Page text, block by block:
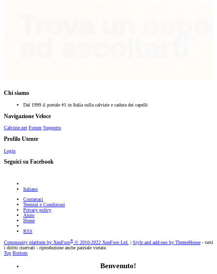
Chi siamo
Dal 1999 il portale #1 in Italia sulla calvizie e caduta dei capelli
Navigazione Veloce
Calvizie.net Forum Supporto
Profilo Utente
Login
Seguici su Facebook
Italiano
Contattaci
Termini e Condizioni
Privacy policy
Aiuto
Home
RSS
Community platform by XenForo® © 2010-2022 XenForo Ltd. Style and add-ons by ThemeHouse - tutti
i diritti riservati - riproduzione anche parziale vietata
Top Bottom
Benvenuto!